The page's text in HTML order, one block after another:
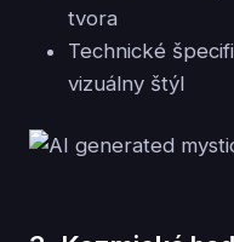
tvora
Technické
vizuálny štýl